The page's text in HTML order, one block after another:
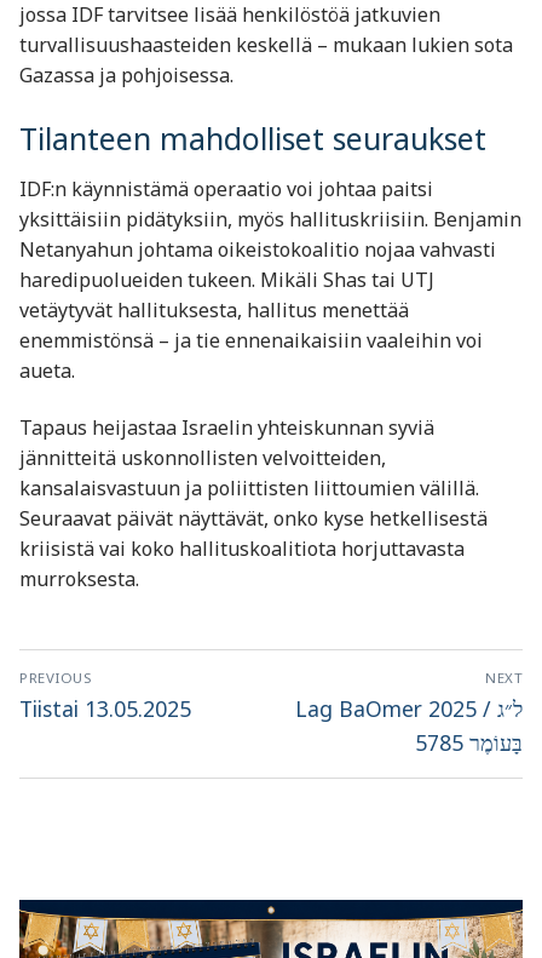
jossa IDF tarvitsee lisää henkilöstöä jatkuvien
turvallisuushaasteiden keskellä – mukaan lukien sota
Gazassa ja pohjoisessa.
Tilanteen mahdolliset seuraukset
IDF:n käynnistämä operaatio voi johtaa paitsi
yksittäisiin pidätyksiin, myös hallituskriisiin. Benjamin
Netanyahun johtama oikeistokoalitio nojaa vahvasti
haredipuolueiden tukeen. Mikäli Shas tai UTJ
vetäytyvät hallituksesta, hallitus menettää
enemmistönsä – ja tie ennenaikaisiin vaaleihin voi
aueta.
Tapaus heijastaa Israelin yhteiskunnan syviä
jännitteitä uskonnollisten velvoitteiden,
kansalaisvastuun ja poliittisten liittoumien välillä.
Seuraavat päivät näyttävät, onko kyse hetkellisestä
kriisistä vai koko hallituskoalitiota horjuttavasta
murroksesta.
Artikkelien
selaus
PREVIOUS
Previous
Tiistai 13.05.2025
NEXT
Next
Lag BaOmer 2025 / ל״ג
בָּעוֹמֶר 5785